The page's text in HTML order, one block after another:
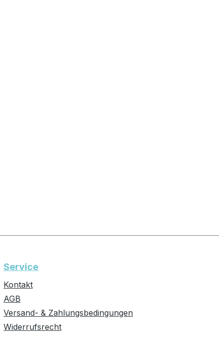
Service
Kontakt
AGB
Versand- & Zahlungsbedingungen
Widerrufsrecht